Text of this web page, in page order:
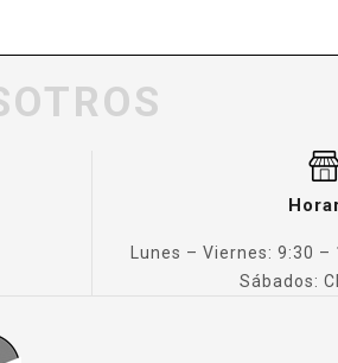
Lunes – Viernes: 9:30 –
Sábados: